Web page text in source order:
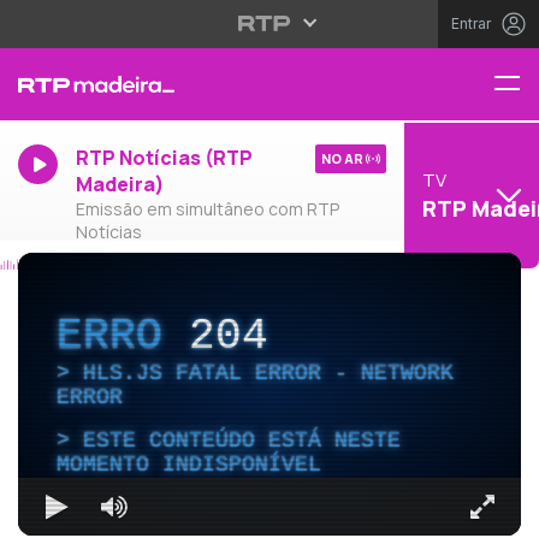
Entrar
RTP Notícias (RTP
Madeira)
Emissão em simultâneo com RTP
Notícias
NO AR
TV
RTP
ERRO204
HLS.JS FATAL ERROR - NETWORK
ERROR
ESTE CONTEÚDO ESTÁ NESTE
MOMENTO INDISPONÍVEL